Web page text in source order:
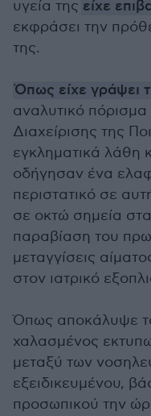
υγεία της είχε
εκφράσει την
της.
Όπως είχε γράψει
αναλυτικό
Διαχείρισης της
εγκληματικά λάθη
οδήγησαν ένα
περιστατικό σε
σε οκτώ σημεία
παραβίαση του
μεταγγίσεις
στον ιατρικό
Όπως αποκάλυψε
χαλασμένος
μεταξύ των
εξειδικευμένου,
προσωπικού την